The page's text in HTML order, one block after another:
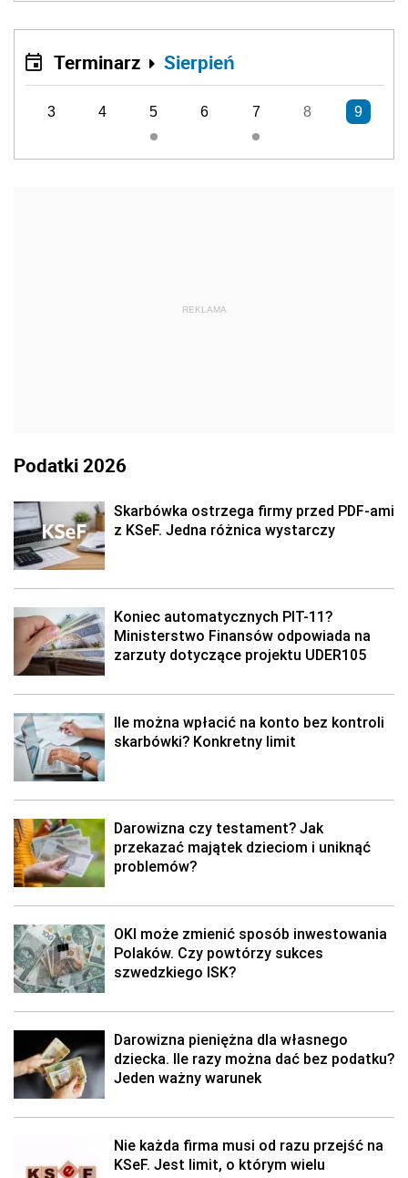
Terminarz Sierpień
3 4 5 6 7 8 9
REKLAMA
Podatki 2026
Skarbówka ostrzega firmy przed PDF-ami
z KSeF. Jedna różnica wystarczy
Koniec automatycznych PIT-11?
Ministerstwo Finansów odpowiada na
zarzuty dotyczące projektu UDER105
Ile można wpłacić na konto bez kontroli
skarbówki? Konkretny limit
Darowizna czy testament? Jak
przekazać majątek dzieciom i uniknąć
problemów?
OKI może zmienić sposób inwestowania
Polaków. Czy powtórzy sukces
szwedzkiego ISK?
Darowizna pieniężna dla własnego
dziecka. Ile razy można dać bez podatku?
Jeden ważny warunek
Nie każda firma musi od razu przejść na
KSeF. Jest limit, o którym wielu